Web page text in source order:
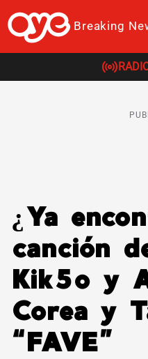
Breaking
¿Ya
canción
Kik5o y
Corea y
“FAVE”